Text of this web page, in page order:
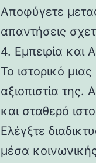
Αποφύγετε
απαντήσεις
4. Εμπειρία και
Το ιστορικό
αξιοπιστία της.
και σταθερό
Ελέγξτε
μέσα